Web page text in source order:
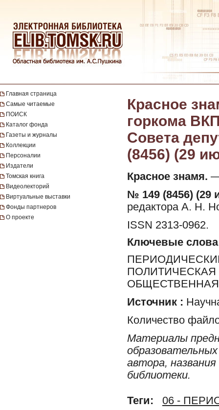
Главная страница
Самые читаемые
ПОИСК
Каталог фонда
Газеты и журналы
Коллекции
Персоналии
Издатели
Томская книга
Видеолекторий
Виртуальные выставки
Фонды партнеров
О проекте
Красное
горкома
Совета
(8456) (29
Красное знамя. —
№ 149 (8456) (29
редактора А. Н.
ISSN 2313-0962.
Ключевые слова
Источник :
Количество
Материалы
автора,
библиотеки.
Теги: 06 -